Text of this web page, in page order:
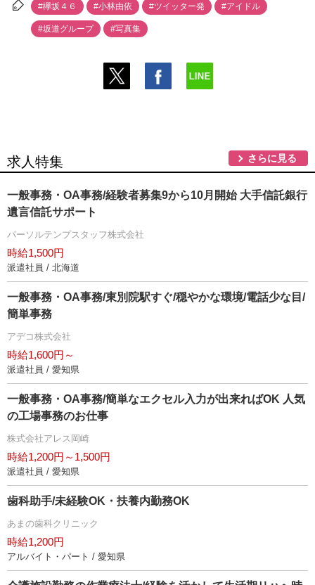
#欅坂４６ #小林由依 #ツイッター発 #アイドル
#坂道グループ #写真集
求人特集 さらに見る
一般事務・OA事務/経験者募集9から10月開始 大手信託銀行
言信託サポート
パーソルテンプスタッフ株式会社
時給1,500円
派遣社員 / 北海道
一般事務・OA事務/東別院駅すぐ/穏やかな環境/電話少な目/
簡単事務
アデコ株式会社
時給1,600円～
派遣社員 / 愛知県
一般事務・OA事務/簡単なエクセル入力が出来ればOK 人気
の工場事務のお仕事
株式会社アレス岡崎
時給1,200円～1,500円
派遣社員 / 愛知県
歯科助手/未経験OK・扶養内勤務OK
あまの歯科クリニック
時給1,200円
アルバイト・パート / 愛知県